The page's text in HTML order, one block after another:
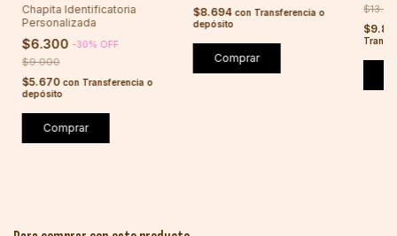
Chapita Identificatoria
Personalizada
$6.300 -30% OFF
$9.000
$5.670 con Transferencia o
depósito
Comprar
$8.694 con Transferencia o
depósito
Comprar